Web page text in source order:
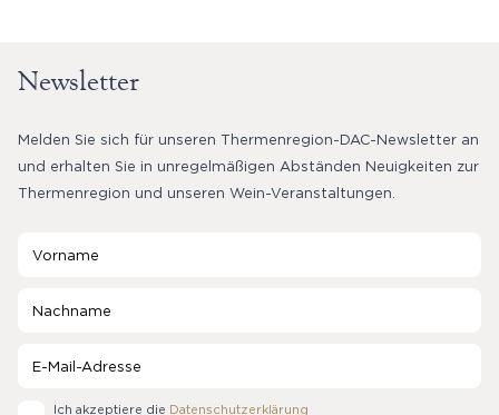
Newsletter
Melden Sie sich für unseren Thermenregion-DAC-Newsletter an
und erhalten Sie in unregelmäßigen Abständen Neuigkeiten zur
Thermenregion und unseren Wein-Veranstaltungen.
Ich akzeptiere die Datenschutzerklärung